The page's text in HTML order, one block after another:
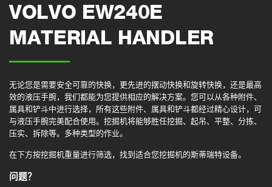
VOLVO EW240E
MATERIAL HANDLER
无论您是需要安全可靠的快换，更先进的摆动快换和旋转快换，还是最高
效的液压手腕，我们都能为您提供相应的解决方案。您可以从各种附件、
属具和铲斗中进行选择，所有这些附件、属具和铲斗都经过精心设计，可
与液压手腕完美配合使用。挖掘机将能够胜任挖掘、起吊、平整、分拣、
压实、拆除等。多种类型的作业。
在下方按挖掘机重量进行筛选，找到适合您挖掘机的斯蒂瑞特设备。
问题？